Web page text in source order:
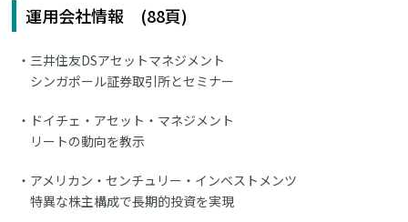
運用会社情報 (88頁)
三井住友DSアセットマネジメント
シンガポール証券取引所とセミナー
ドイチェ・アセット・マネジメント
リートの動向を教示
アメリカン・センチュリー・インベストメンツ
特異な株主構成で長期的投資を実現